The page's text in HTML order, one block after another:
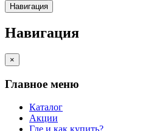
Навигация
Навигация
×
Главное меню
Каталог
Акции